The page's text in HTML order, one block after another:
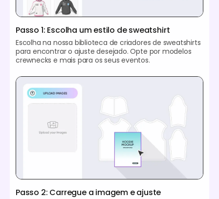
Passo 1: Escolha um estilo de sweatshirt
Escolha na nossa biblioteca de criadores de sweatshirts
para encontrar o ajuste desejado. Opte por modelos
crewnecks e mais para os seus eventos.
Passo 2: Carregue a imagem e ajuste